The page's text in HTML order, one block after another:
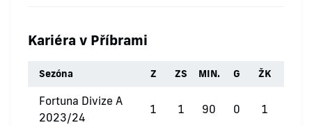
Kariéra v Příbrami
Sezóna Z ZS MIN. G ŽK
Fortuna Divize A
2023/24
1 1 90 0 1